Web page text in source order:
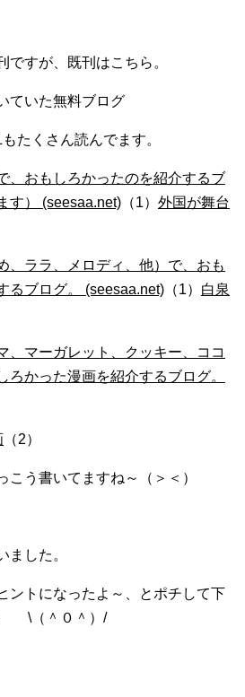
ですが、既刊はこちら。
ていた無料ブログ
もたくさん読んでます。
、おもしろかったのを紹介するブ
す） (seesaa.net) （1） 外国が舞台
、ララ、メロディ、他）で、おも
るブログ。 (seesaa.net) （1） 白泉
、マーガレット、クッキー、ココ
ろかった漫画を紹介するブログ。
（2）
こう書いてますね～（＞＜）
ました。
ントになったよ～、とポチして下
\（＾０＾）/